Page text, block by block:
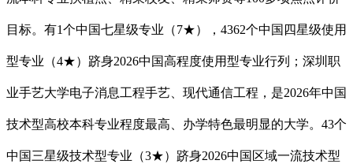
目标。有1个中国七星级专业（7★），4362个中国四星级使用
型专业（4★）跻身2026中国高程度使用型专业行列；深圳职
业手艺大学电子消息工程手艺、现代通信工程，是2026年中国
技术型高校本科专业程度最高、办学特色最明显的大学。43个
中国三星级技术型专业（3★）跻身2026中国区域一流技术型